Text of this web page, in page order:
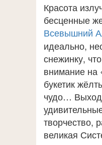
Красота
бесценные
Всевышний
идеально,
снежинку,
внимание на
букетик
чудо…
творчество,
великая